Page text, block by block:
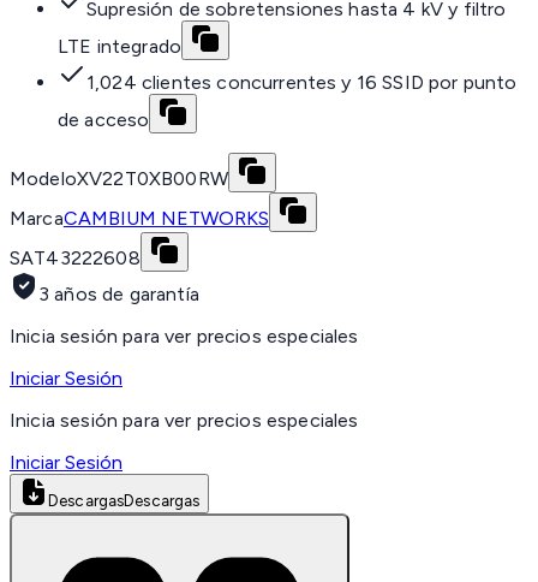
Supresión de sobretensiones hasta 4 kV y filtro
LTE integrado
1,024 clientes concurrentes y 16 SSID por punto
de acceso
ModeloXV22T0XB00RW
MarcaCAMBIUM NETWORKS
SAT43222608
3 años de garantía
Inicia sesión para ver precios especiales
Iniciar Sesión
Inicia sesión para ver precios especiales
Iniciar Sesión
DescargasDescargas